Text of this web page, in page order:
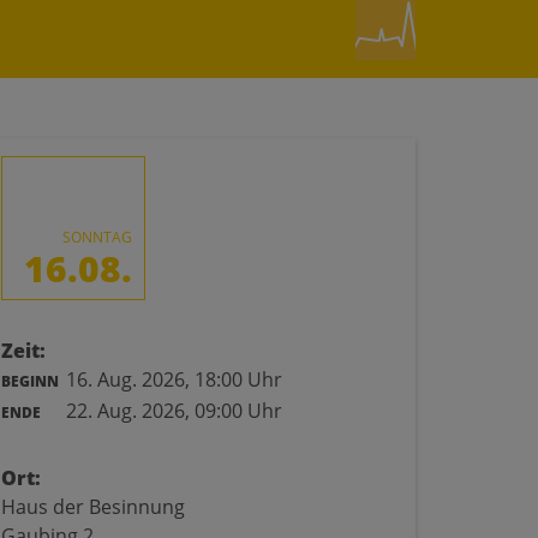
SONNTAG
16.08.
Zeit:
BEGINN 16. Aug. 2026, 18:00 Uhr
ENDE 22. Aug. 2026, 09:00 Uhr
Ort:
Haus der Besinnung